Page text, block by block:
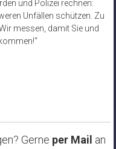
und Polizei rechnen:
Unfällen schützen. Zu
messen, damit Sie und
Gerne per Mail an